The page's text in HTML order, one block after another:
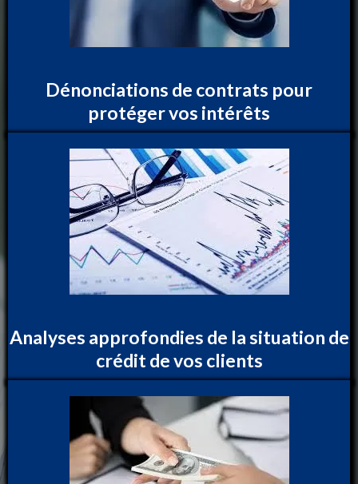
Dénonciations de contrats pour
protéger vos intérêts
Analyses approfondies de la situation de
crédit de vos clients